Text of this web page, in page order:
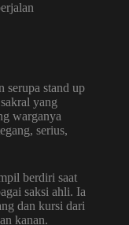
serupa stand up
yang
warganya
serius,
berdiri saat
saksi ahli. Ia
dan kursi dari
kanan.